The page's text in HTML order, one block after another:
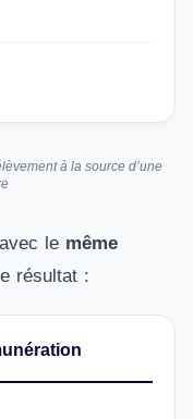
à la source d’une
le même
résultat :